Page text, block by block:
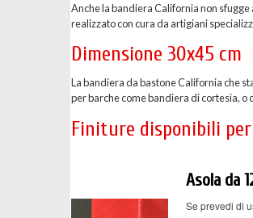
Anche la bandiera California non
realizzato con cura da artigiani
Dimensione 30x45 cm
La bandiera da bastone California che
per barche come bandiera di cortesia,
Finiture disponibili
Asola da
Se prevedi di